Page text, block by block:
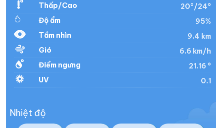
Thấp/Cao
20°/24°
Độ ẩm
95%
Tầm nhìn
9.4 km
Gió
6.6 km/h
Điểm ngưng
21.16 °
UV
0.1
Nhiệt độ